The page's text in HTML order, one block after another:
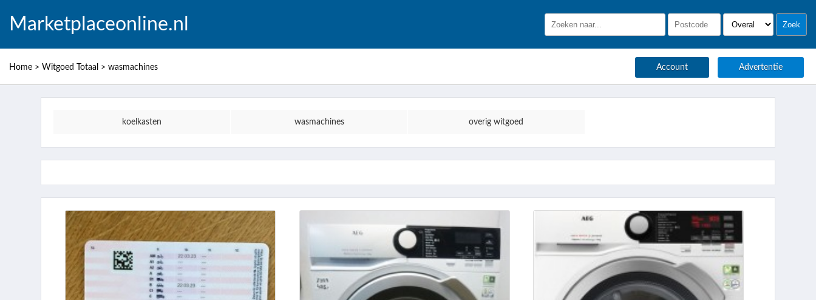
Marketplaceonline.nl
Home > Witgoed Totaal > wasmachines Account Advertentie
koelkasten wasmachines overig witgoed